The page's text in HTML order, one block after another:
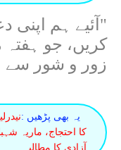
" آئیے ہم
کریں، جو
زور و شور سے
یہ بھی پڑھیں :
کا احتجاج، ماریہ
آزادی کا مطالبہ